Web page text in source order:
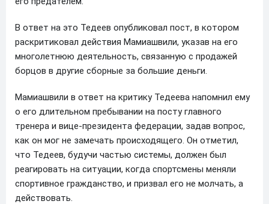
В ответ на это Тедеев опубликовал пост, в котором
раскритиковал действия Мамиашвили, указав на его
многолетнюю деятельность, связанную с продажей
борцов в другие сборные за большие деньги.
Мамиашвили в ответ на критику Тедеева напомнил ему
о его длительном пребывании на посту главного
тренера и вице-президента федерации, задав вопрос,
как он мог не замечать происходящего. Он отметил,
что Тедеев, будучи частью системы, должен был
реагировать на ситуации, когда спортсмены меняли
спортивное гражданство, и призвал его не молчать, а
действовать.